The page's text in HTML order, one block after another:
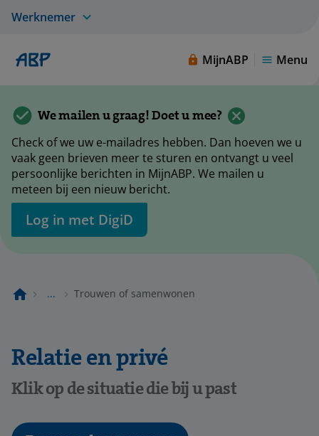
Werknemer
MijnABP Menu
We mailen u graag! Doet u mee?
Check of we uw e-mailadres hebben. Dan hoeven we u
vaak geen brieven meer te sturen en ontvangt u veel
persoonlijke berichten in MijnABP. We mailen u
meteen bij een nieuw bericht.
Log in met DigiD
... Trouwen of samenwonen
Relatie en privé
Klik op de situatie die bij u past